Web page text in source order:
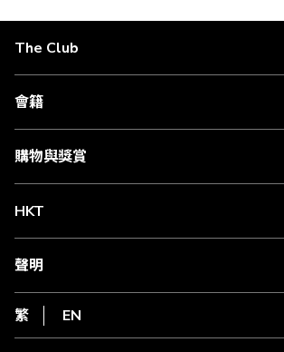
The Club
關於 The Club
合作夥伴
媒體中心
會籍
會籍及專屬禮遇
賺取積分
購物與獎賞
物流與配送
Club Shopping 商品領取站
常見問題
HKT
csl.
1010
HKT
聲明
私隱聲明
使用條款
條款及細則
繁 EN